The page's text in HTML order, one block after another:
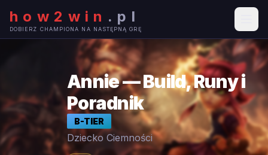
how2win . pl
DOBIERZ CHAMPIONA NA NASTĘPNĄ GRĘ
Annie — Build, Runy i
Poradnik
B-TIER
Dziecko Ciemności